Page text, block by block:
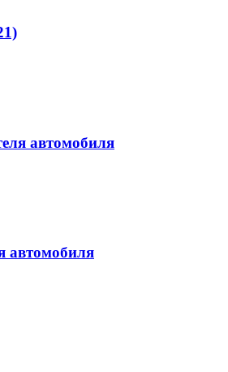
автомобиля
автомобиля